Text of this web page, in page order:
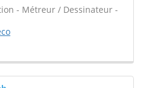
- Métreur / Dessinateur -